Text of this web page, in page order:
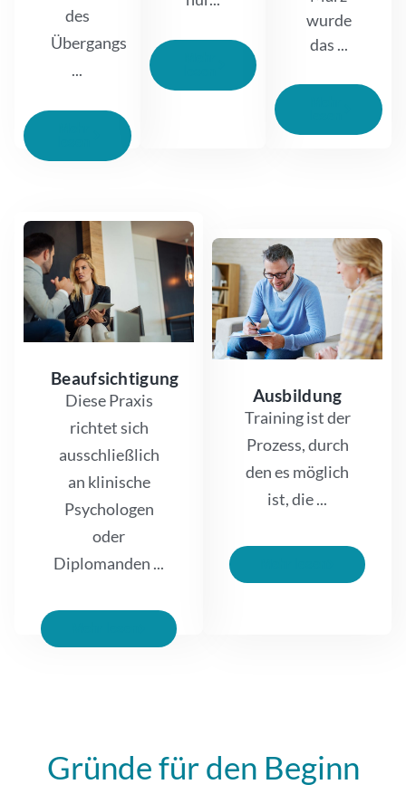
des
Übergangs
...
wurde
das ...
Beaufsichtigung
Diese Praxis
richtet sich
ausschließlich
an klinische
Psychologen
oder
Diplomanden ...
Ausbildung
Training ist der
Prozess, durch
den es möglich
ist, die ...
Gründe für den Beginn